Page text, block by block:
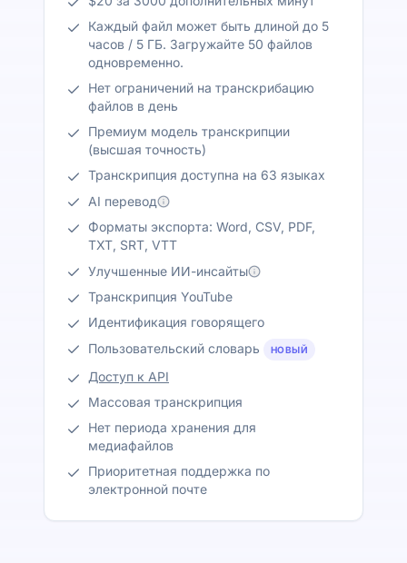
Каждый файл может быть длиной до 5
часов / 5 ГБ. Загружайте 50 файлов
одновременно.
Нет ограничений на транскрибацию
файлов в день
Премиум модель транскрипции
(высшая точность)
Транскрипция доступна на 63 языках
AI перевод
Форматы экспорта: Word, CSV, PDF,
TXT, SRT, VTT
Улучшенные ИИ-инсайты
Транскрипция YouTube
Идентификация говорящего
Пользовательский словарь
НОВЫЙ
Доступ к API
Массовая транскрипция
Нет периода хранения для
медиафайлов
Приоритетная поддержка по
электронной почте